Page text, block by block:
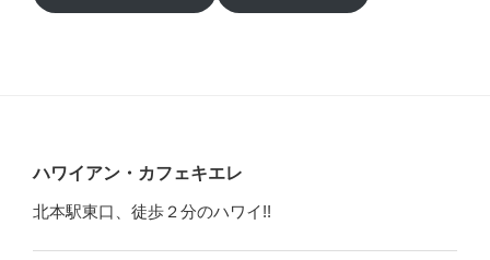
ハワイアン・カフェキエレ
北本駅東口、徒歩２分のハワイ!!